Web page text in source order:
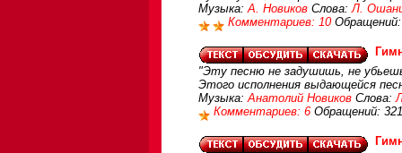
Музыка:А. Новиков Слова:Л.
Комментариев: 10 Обращений:
"Эту песню не задушишь, не
Этого исполнения выдающейся
Музыка:Анатолий Новиков Слова:
Комментариев: 6 Обращений: